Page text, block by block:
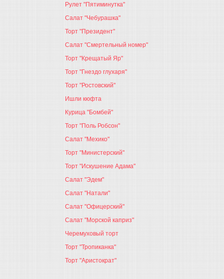
Рулет "Пятиминутка"
Салат "Чебурашка"
Торт "Президент"
Салат "Смертельный номер"
Торт "Крещатый Яр"
Торт "Гнездо глухаря"
Торт "Ростовский"
Ишли кюфта
Курица "Бомбей"
Торт "Поль Робсон"
Салат "Мехико"
Торт "Министерский"
Торт "Искушение Адама"
Салат "Эдем"
Салат "Натали"
Салат "Офицерский"
Салат "Морской каприз"
Черемуховый торт
Торт "Тропиканка"
Торт "Аристократ"